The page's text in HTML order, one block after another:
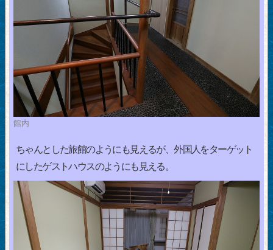
館内
ちゃんとした旅館のようにも見えるが、外国人をターゲット
にしたゲストハウスのようにも見える。